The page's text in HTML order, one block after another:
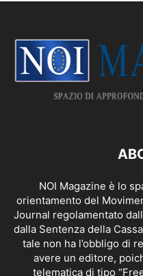
NOI Magazine è lo
orientamento del
Journal regolamentato
dalla Sentenza della
tale non ha l’obbligo di
avere un editore,
telematica di tipo